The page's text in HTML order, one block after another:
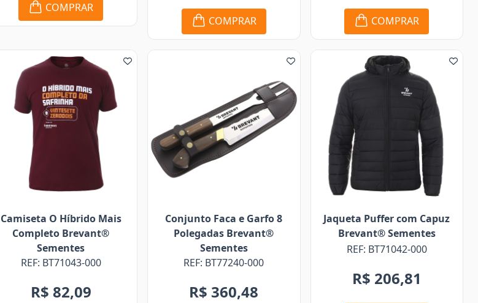
COMPRAR
COMPRAR COMPRAR
Camiseta O Híbrido Mais
Completo Brevant®
Sementes
REF: BT71043-000
R$ 82,09
Conjunto Faca e Garfo 8
Polegadas Brevant®
Sementes
REF: BT77240-000
R$ 360,48
Jaqueta Puffer com Capuz
Brevant® Sementes
REF: BT71042-000
R$ 206,81